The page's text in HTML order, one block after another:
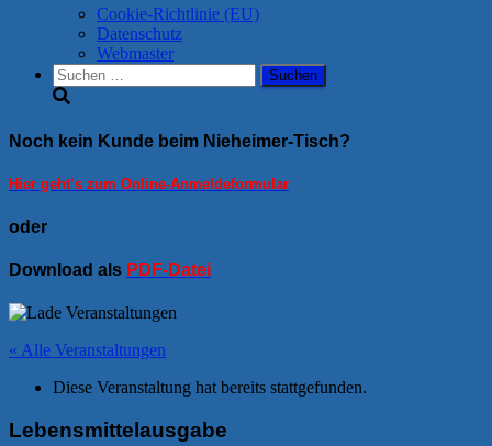
Cookie-Richtlinie (EU)
Datenschutz
Webmaster
Suchen
nach:
Noch kein Kunde beim Nieheimer-Tisch?
Hier geht’s zum Online-Anmeldeformular
oder
Download als PDF-Datei
« Alle Veranstaltungen
Diese Veranstaltung hat bereits stattgefunden.
Lebensmittelausgabe